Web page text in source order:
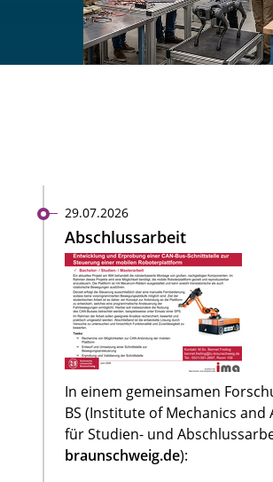
29.07.2026
Abschlussarbeit
In einem gemeinsamen
BS (Institute of Mechanics
für Studien- und
braunschweig.de):